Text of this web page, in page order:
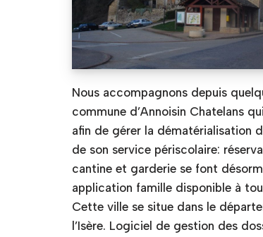
Nous accompagnons depuis
commune d’Annoisin Chatelans
afin de gérer la dématérialisation
de son service périscolaire:
cantine et garderie se font
application famille disponible à
Cette ville se situe dans le
l’Isère. Logiciel de gestion des